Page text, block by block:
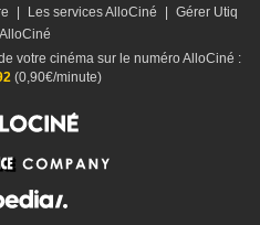
| Les services AlloCiné | Gérer Utiq
votre cinéma sur le numéro AlloCiné :
(0,90€/minute)